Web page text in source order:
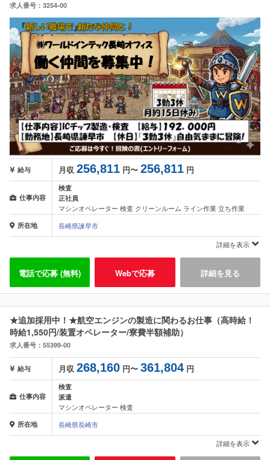
求人番号：3254-00
給与 月収 256,811 円〜 256,811 円
仕事内容
検査
正社員
マシンオペレーター 検査 クリーンルーム ライン作業 立ち作業
所在地
長崎県諫早市
詳細を表示
電話で応募 (無料) Webで応募 詳細を見る
★追加採用中！★航空エンジンの製造に関わるお仕事（高時給！
時給1,550円/装置オペレーター/寮費半額補助）
求人番号：55399-00
給与 月収 268,160 円〜 361,804 円
仕事内容
検査
派遣
マシンオペレーター 検査
所在地
長崎県長崎市
詳細を表示